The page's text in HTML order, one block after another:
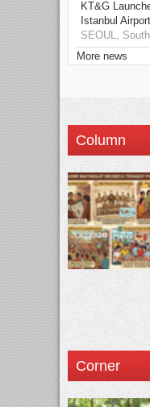
KT&G
Istanbul
SEOUL,
More news
Column
Corner